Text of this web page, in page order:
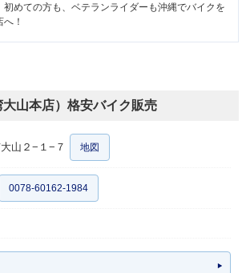
初めての方も、ベテランライダーも沖縄でバイクを
！
山本店）格安バイク販売
山２−１−７ 地図
0078-60162-1984